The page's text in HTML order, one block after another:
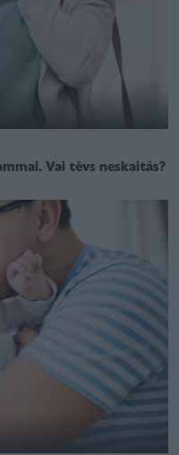
Vai tēvs neskaitās?